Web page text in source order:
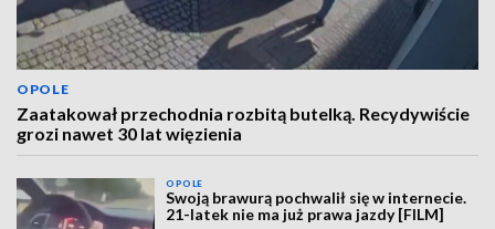
OPOLE
Zaatakował przechodnia rozbitą butelką. Recydywiście
grozi nawet 30 lat więzienia
OPOLE
Swoją brawurą pochwalił się w internecie.
21-latek nie ma już prawa jazdy [FILM]